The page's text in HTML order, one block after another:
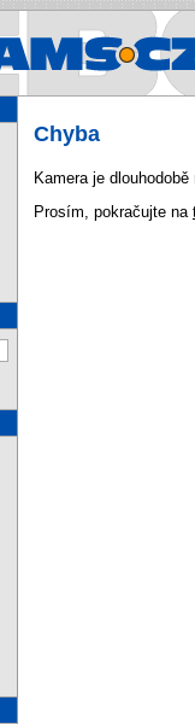
Chyba
Kamera je
Prosím, pokračujte na